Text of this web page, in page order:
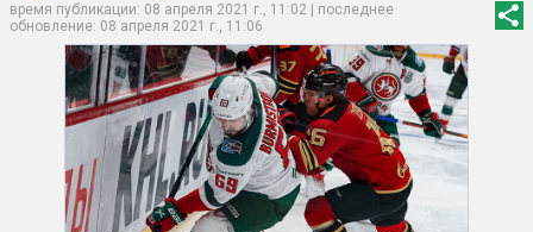
время публикации: 08 апреля 2021 г., 11:02 | последнее
обновление: 08 апреля 2021 г., 11:06